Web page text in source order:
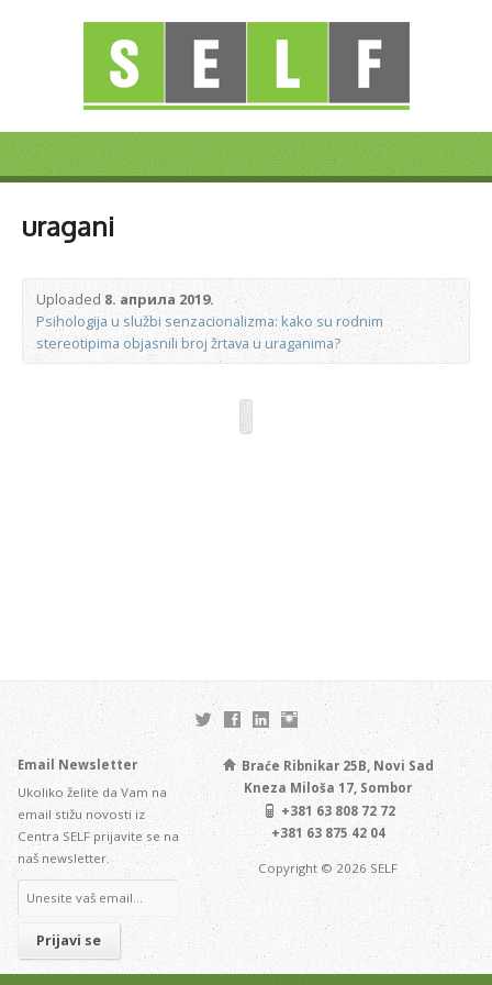
uragani
Uploaded8. априла 2019.
Psihologija u službi senzacionalizma: kako su rodnim
stereotipima objasnili broj žrtava u uraganima?
Email Newsletter
Ukoliko želite da Vam na
email stižu novosti iz
Centra SELF prijavite se na
naš newsletter.
Braće Ribnikar 25B, Novi Sad
Kneza Miloša 17, Sombor
+381 63 808 72 72
+381 63 875 42 04
Copyright © 2026 SELF